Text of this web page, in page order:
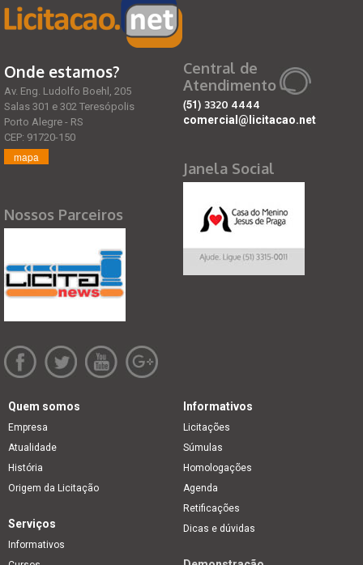
Onde estamos?
Av. Eng. Ludolfo Boehl, 205
Salas 301 e 302 Teresópolis
Porto Alegre - RS
CEP: 91720-150
mapa
Nossos Parceiros
Central de
Atendimento
(51) 3320 4444
comercial@licitacao.net
Janela Social
Quem somos
Empresa
Atualidade
História
Origem da Licitação
Informativos
Licitações
Súmulas
Homologações
Agenda
Retificações
Dicas e dúvidas
Serviços
Informativos